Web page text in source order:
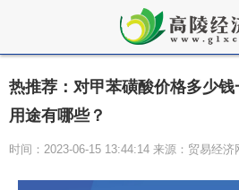
热推荐：对甲苯磺酸价格多少
用途有哪些？
时间：2023-06-15 13:44:14 来源：贸易经济